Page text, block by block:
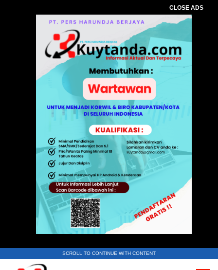
CLOSE ADS
SCROLL TO CONTINUE WITH CONTENT